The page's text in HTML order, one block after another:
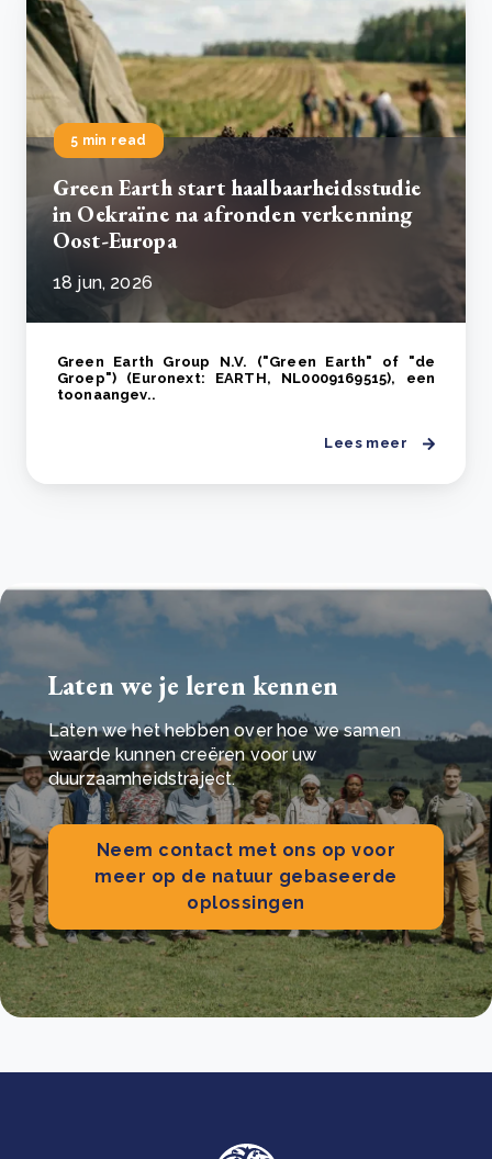
5 min read
Green Earth start haalbaarheidsstudie
in Oekraïne na afronden verkenning
Oost-Europa
18 jun, 2026
Green Earth Group N.V. ("Green Earth" of "de
Groep") (Euronext: EARTH, NL0009169515), een
toonaangev..
Lees meer
Laten we je leren kennen
Laten we het hebben over hoe we samen
waarde kunnen creëren voor uw
duurzaamheidstraject.
Neem contact met ons op voor
meer op de natuur gebaseerde
oplossingen